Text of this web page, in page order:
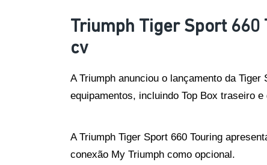
Triumph Tiger Sport 660
cv
A Triumph anunciou o lançamento da
equipamentos, incluindo Top Box traseiro
A Triumph Tiger Sport 660 Touring
conexão My Triumph como opcional.